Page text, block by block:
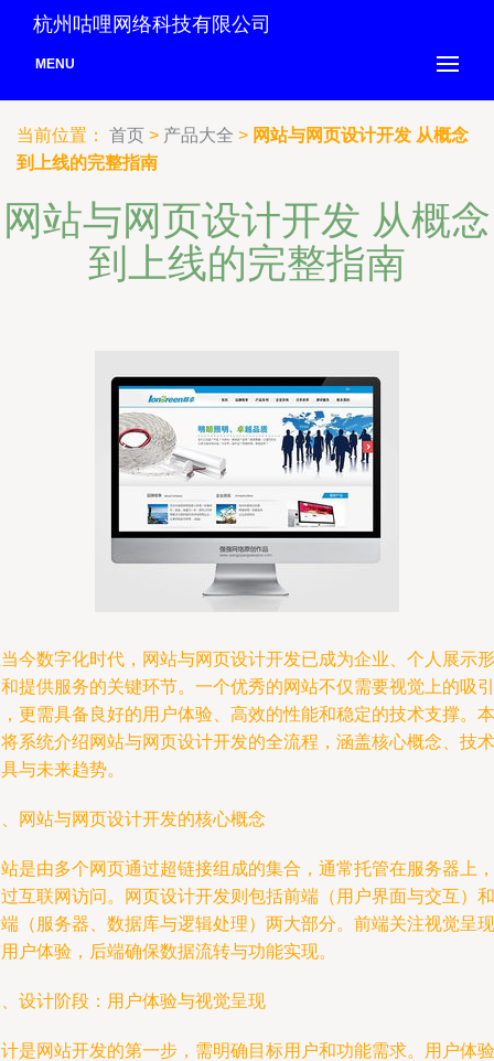
杭州咕哩网络科技有限公司
MENU
当前位置： 首页 > 产品大全 > 网站与网页设计开发 从概念
到上线的完整指南
网站与网页设计开发 从概念
到上线的完整指南
今数字化时代，网站与网页设计开发已成为企业、个人展示形
提供服务的关键环节。一个优秀的网站不仅需要视觉上的吸引
更需具备良好的用户体验、高效的性能和稳定的技术支撑。本
系统介绍网站与网页设计开发的全流程，涵盖核心概念、技术
与未来趋势。
网站与网页设计开发的核心概念
是由多个网页通过超链接组成的集合，通常托管在服务器上，
互联网访问。网页设计开发则包括前端（用户界面与交互）和
（服务器、数据库与逻辑处理）两大部分。前端关注视觉呈现
户体验，后端确保数据流转与功能实现。
设计阶段：用户体验与视觉呈现
是网站开发的第一步，需明确目标用户和功能需求。用户体验